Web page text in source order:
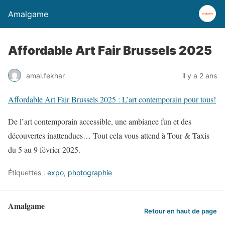
Amalgame
Affordable Art Fair Brussels 2025
amal.fekhar il y a 2 ans
Affordable Art Fair Brussels 2025 : L’art contemporain pour tous!
De l’art contemporain accessible, une ambiance fun et des
découvertes inattendues… Tout cela vous attend à Tour & Taxis
du 5 au 9 février 2025.
Étiquettes : expo, photographie
Amalgame Retour en haut de page